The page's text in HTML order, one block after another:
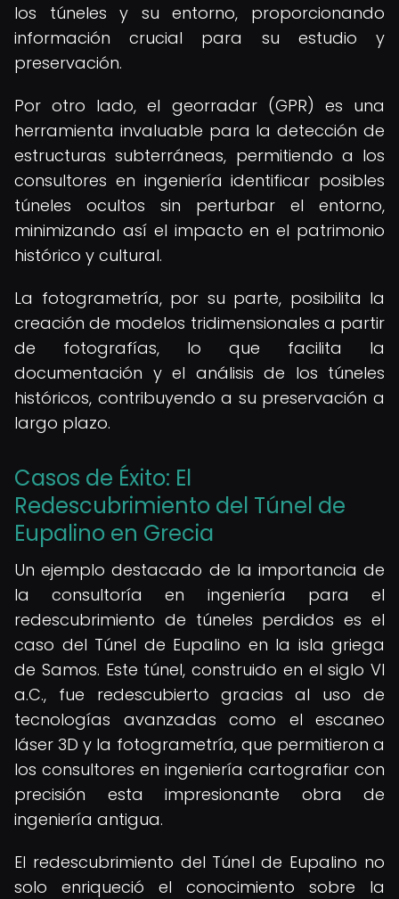
los túneles y su entorno, proporcionando
información crucial para su estudio y
preservación.
Por otro lado, el georradar (GPR) es una
herramienta invaluable para la detección de
estructuras subterráneas, permitiendo a los
consultores en ingeniería identificar posibles
túneles ocultos sin perturbar el entorno,
minimizando así el impacto en el patrimonio
histórico y cultural.
La fotogrametría, por su parte, posibilita la
creación de modelos tridimensionales a partir
de fotografías, lo que facilita la
documentación y el análisis de los túneles
históricos, contribuyendo a su preservación a
largo plazo.
Casos de Éxito: El
Redescubrimiento del Túnel de
Eupalino en Grecia
Un ejemplo destacado de la importancia de
la consultoría en ingeniería para el
redescubrimiento de túneles perdidos es el
caso del Túnel de Eupalino en la isla griega
de Samos. Este túnel, construido en el siglo VI
a.C., fue redescubierto gracias al uso de
tecnologías avanzadas como el escaneo
láser 3D y la fotogrametría, que permitieron a
los consultores en ingeniería cartografiar con
precisión esta impresionante obra de
ingeniería antigua.
El redescubrimiento del Túnel de Eupalino no
solo enriqueció el conocimiento sobre la